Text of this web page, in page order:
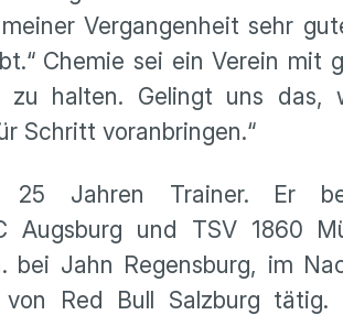
Vergangenheit sehr
Chemie sei ein Verein mit
halten. Gelingt uns das,
Schritt voranbringen.“
25 Jahren Trainer. Er
Augsburg und TSV 1860
Jahn Regensburg, im
Red Bull Salzburg